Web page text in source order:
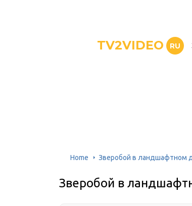
TV2VIDEO RU
Home Зверобой в ландшафтном
Зверобой в